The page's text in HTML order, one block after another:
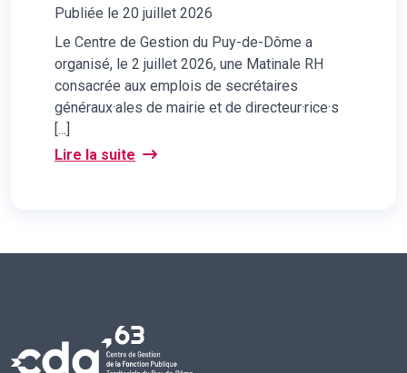
Publiée le 20 juillet 2026
Le Centre de Gestion du Puy-de-Dôme a
organisé, le 2 juillet 2026, une Matinale RH
consacrée aux emplois de secrétaires
généraux·ales de mairie et de directeur·rice·s
[...]
Lire la suite